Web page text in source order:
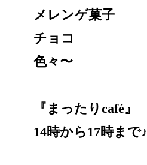
メレンゲ菓子
チョコ
色々〜
『まったりcafé』
14時から17時まで♪